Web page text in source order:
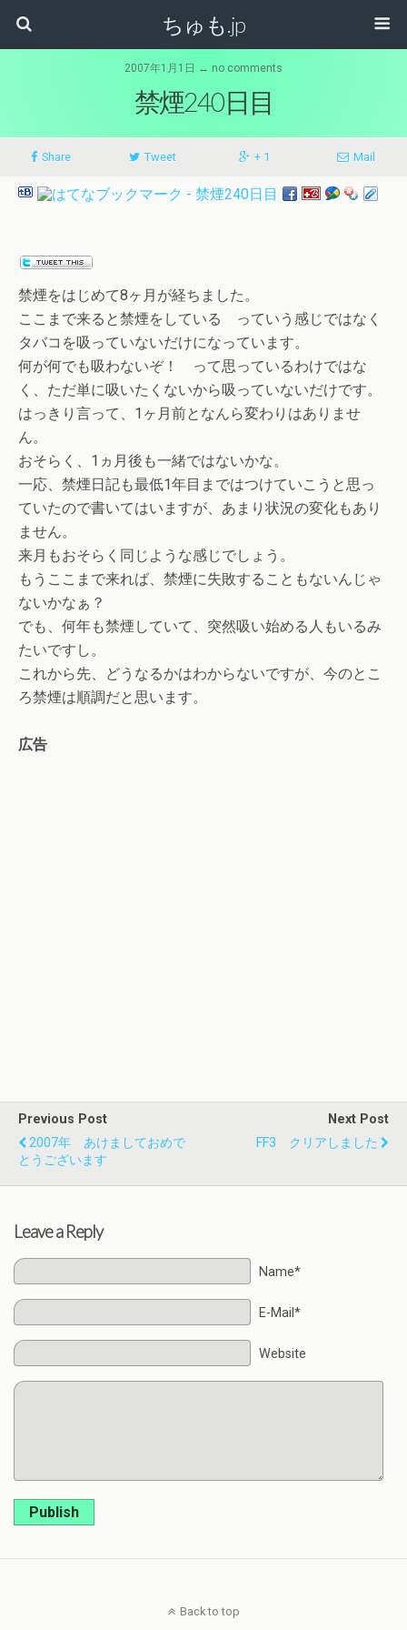
ちゅも.jp
2007年1月1日 ↔ no comments
禁煙240日目
Share Tweet + 1 Mail
禁煙をはじめて8ヶ月が経ちました。
ここまで来ると禁煙をしている っていう感じではなく
タバコを吸っていないだけになっています。
何が何でも吸わないぞ！ って思っているわけではな
く、ただ単に吸いたくないから吸っていないだけです。
はっきり言って、1ヶ月前となんら変わりはありませ
ん。
おそらく、1ヵ月後も一緒ではないかな。
一応、禁煙日記も最低1年目まではつけていこうと思っ
ていたので書いてはいますが、あまり状況の変化もあり
ません。
来月もおそらく同じような感じでしょう。
もうここまで来れば、禁煙に失敗することもないんじゃ
ないかなぁ？
でも、何年も禁煙していて、突然吸い始める人もいるみ
たいですし。
これから先、どうなるかはわからないですが、今のとこ
ろ禁煙は順調だと思います。
広告
Previous Post
2007年 あけましておめで
とうございます
Next Post
FF3 クリアしました
Leave a Reply
Name*
E-Mail*
Website
Publish
Back to top